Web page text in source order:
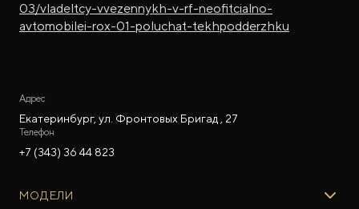
03/vladeltcy-vvezennykh-v-rf-neofitcialno-
avtomobilei-rox-01-poluchat-tekhpodderzhku
Адрес
Екатеринбург, ул. Фронтовых Бригад , 27
Телефон
+7 (343) 36 44 823
МОДЕЛИ